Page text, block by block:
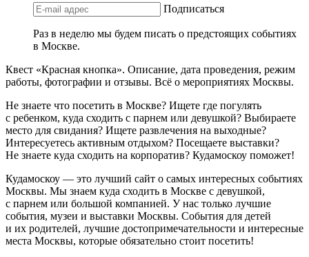
Подписаться
Раз в неделю мы будем писать о предстоящих событиях
в Москве.
Квест «Красная кнопка». Описание, дата проведения, режим
работы, фотографии и отзывы. Всё о мероприятиях Москвы.
Не знаете что посетить в Москве? Ищете где погулять
с ребенком, куда сходить с парнем или девушкой? Выбираете
место для свидания? Ищете развлечения на выходные?
Интересуетесь активным отдыхом? Посещаете выставки?
Не знаете куда сходить на корпоратив? Кудамоскоу поможет!
Кудамоскоу — это лучший сайт о самых интересных событиях
Москвы. Мы знаем куда сходить в Москве с девушкой,
с парнем или большой компанией. У нас только лучшие
события, музеи и выставки Москвы. События для детей
и их родителей, лучшие достопримечательности и интересные
места Москвы, которые обязательно стоит посетить!